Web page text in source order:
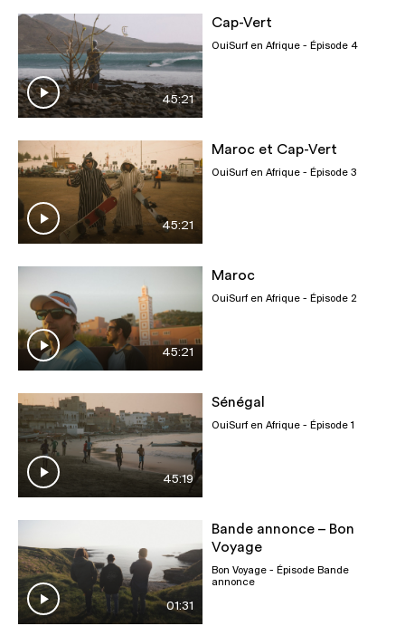
45:21
Cap-Vert
OuiSurf en Afrique - Épisode 4
45:21
Maroc et Cap-Vert
OuiSurf en Afrique - Épisode 3
45:21
Maroc
OuiSurf en Afrique - Épisode 2
45:19
Sénégal
OuiSurf en Afrique - Épisode 1
01:31
Bande annonce – Bon
Voyage
Bon Voyage - Épisode Bande
annonce